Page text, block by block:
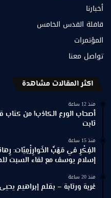
أخبارنا
قافلة القدس الخامس
المؤتمرات
تواصل معنا
اكثر المقالات مشاهدة
منذ 12 ساعة
أصحاب الورع الكاذب! من
ثابت
منذ 15 ساعة
الفِكْرِ في مَهَبِّ الخَوارِزْمِيّات:
إسلام يوسف مع لقاء السبت
منذ 20 ساعة
غربة ورتابة – بقلم إبراهيم